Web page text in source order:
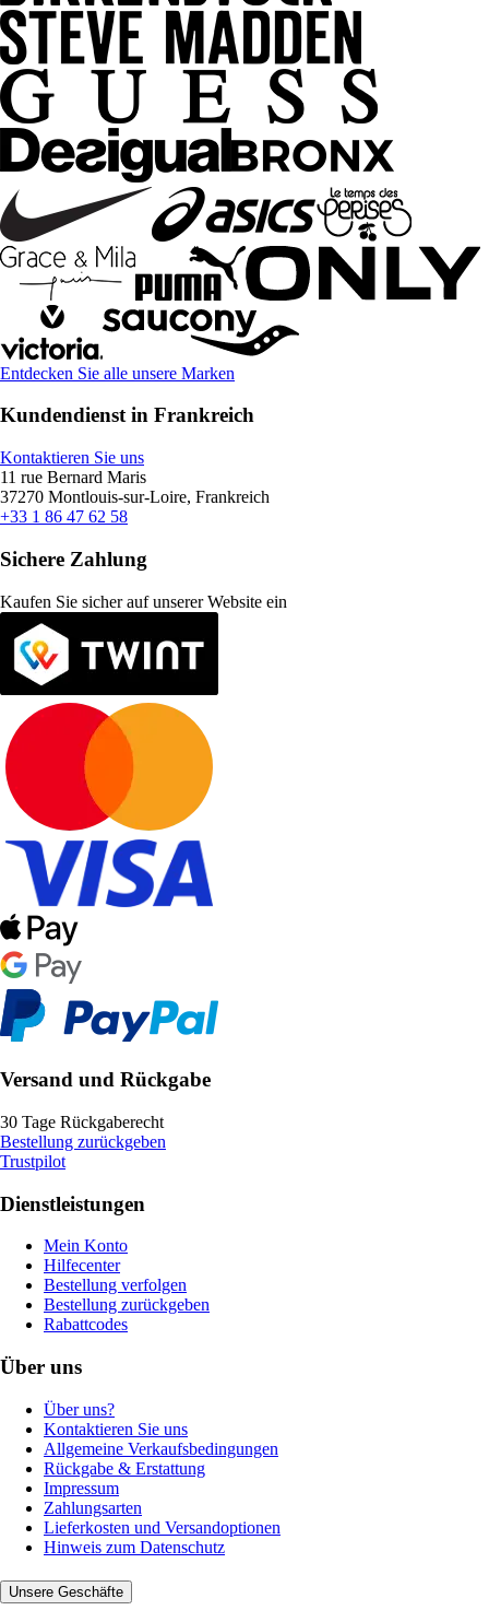
Entdecken Sie alle unsere Marken
Kundendienst in Frankreich
Kontaktieren Sie uns
11 rue Bernard Maris
37270 Montlouis-sur-Loire, Frankreich
+33 1 86 47 62 58
Sichere Zahlung
Kaufen Sie sicher auf unserer Website ein
Versand und Rückgabe
30 Tage Rückgaberecht
Bestellung zurückgeben
Trustpilot
Dienstleistungen
Mein Konto
Hilfecenter
Bestellung verfolgen
Bestellung zurückgeben
Rabattcodes
Über uns
Über uns?
Kontaktieren Sie uns
Allgemeine Verkaufsbedingungen
Rückgabe & Erstattung
Impressum
Zahlungsarten
Lieferkosten und Versandoptionen
Hinweis zum Datenschutz
Unsere Geschäfte